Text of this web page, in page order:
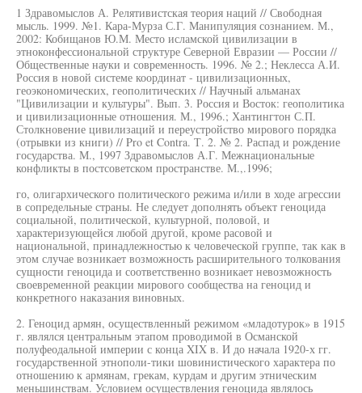
1 Здравомыслов А. Релятивистская теория наций // Свободная
мысль. 1999. №1. Кара-Мурза С.Г. Манипуляция сознанием. М.,
2002: Кобищанов Ю.М. Место исламской цивилизации в
этноконфессиональной структуре Северной Евразии — России //
Общественные науки и современность. 1996. № 2.; Неклесса А.И.
Россия в новой системе координат - цивилизационных,
геоэкономических, геополитических // Научный альманах
"Цивилизации и культуры". Вып. 3. Россия и Восток: геополитика
и цивилизационные отношения. М., 1996.; Хантингтон С.П.
Столкновение цивилизаций и переустройство мирового порядка
(отрывки из книги) // Pro et Contra. Т. 2. № 2. Распад и рождение
государства. М., 1997 Здравомыслов А.Г. Межнациональные
конфликты в постсоветском пространстве. М.,.1996;
го, олигархического политического режима и/или в ходе агрессии
в сопредельные страны. Не следует дополнять объект геноцида
социальной, политической, культурной, половой, и
характеризующейся любой другой, кроме расовой и
национальной, принадлежностью к человеческой группе, так как в
этом случае возникает возможность расширительного толкования
сущности геноцида и соответственно возникает невозможность
своевременной реакции мирового сообщества на геноцид и
конкретного наказания виновных.
2. Геноцид армян, осуществленный режимом «младотурок» в 1915
г. являлся центральным этапом проводимой в Османской
полуфеодальной империи с конца XIX в. И до начала 1920-х гг.
государственной этнополи-тики шовинистического характера по
отношению к армянам, грекам, курдам и другим этническим
меньшинствам. Условием осуществления геноцида являлось